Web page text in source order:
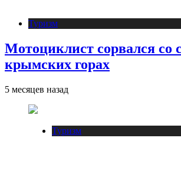
Туризм
Мотоциклист сорвался со
крымских горах
5 месяцев назад
Туризм